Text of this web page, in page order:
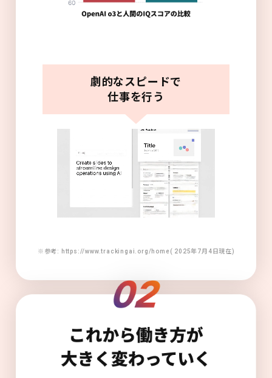
劇的なスピードで
仕事を行う
※参考: https://www.trackingai.org/home( 2025年7月4日現在)